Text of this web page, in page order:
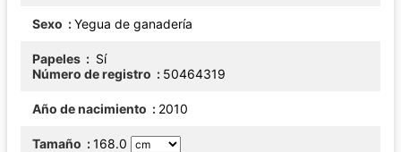
Sexo Yegua de ganadería
Papeles
Sí
Número de registro
50464319
Año de nacimiento 2010
Tamaño 168.0